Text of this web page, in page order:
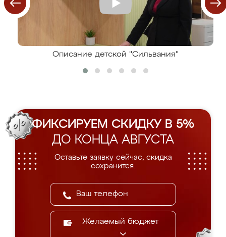
Описание детской "Сильвания"
ФИКСИРУЕМ СКИДКУ В 5%
ДО КОНЦА АВГУСТА
Оставьте заявку сейчас, скидка
сохранится.
Желаемый бюджет